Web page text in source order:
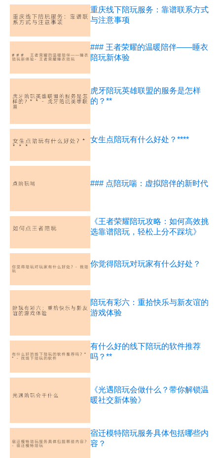
重庆线下陪玩服务：靠谱联系方式
与注意事项
### 王者荣耀的温暖陪伴——睡衣
陪玩新体验
虎牙陪玩英雄联盟的服务是怎样
的？**
女生点陪玩有什么好处？****
### 点陪玩喘：虚拟陪伴的新时代
《王者荣耀陪玩攻略：如何高效挑
选靠谱陪玩，轻松上分不踩坑》
你觉得陪玩对玩家有什么好处？
陪玩有彩六：重拾快乐与新友谊的
游戏体验
有什么好的线下陪玩的软件推荐
吗？**
《光遇陪玩会做什么？带你解锁温
暖社交新体验》
宿迁模特陪玩服务具体包括哪些内
容？